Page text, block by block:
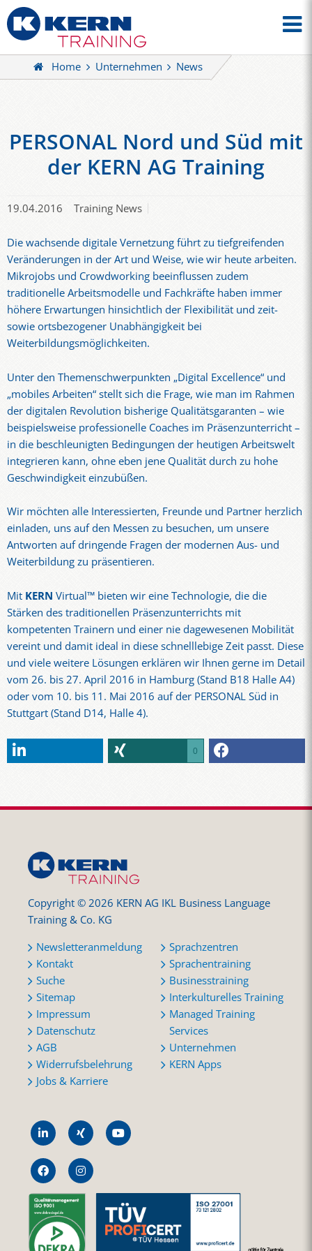
Home Unternehmen News
PERSONAL Nord und Süd mit
der KERN AG Training
19.04.2016 Training News
Die wachsende digitale Vernetzung führt zu tiefgreifenden
Veränderungen in der Art und Weise, wie wir heute arbeiten.
Mikrojobs und Crowdworking beeinflussen zudem
traditionelle Arbeitsmodelle und Fachkräfte haben immer
höhere Erwartungen hinsichtlich der Flexibilität und zeit-
sowie ortsbezogener Unabhängigkeit bei
Weiterbildungsmöglichkeiten.
Unter den Themenschwerpunkten „Digital Excellence“ und
„mobiles Arbeiten“ stellt sich die Frage, wie man im Rahmen
der digitalen Revolution bisherige Qualitätsgaranten – wie
beispielsweise professionelle Coaches im Präsenzunterricht –
in die beschleunigten Bedingungen der heutigen Arbeitswelt
integrieren kann, ohne eben jene Qualität durch zu hohe
Geschwindigkeit einzubüßen.
Wir möchten alle Interessierten, Freunde und Partner herzlich
einladen, uns auf den Messen zu besuchen, um unsere
Antworten auf dringende Fragen der modernen Aus- und
Weiterbildung zu präsentieren.
Mit KERN Virtual™ bieten wir eine Technologie, die die
Stärken des traditionellen Präsenzunterrichts mit
kompetenten Trainern und einer nie dagewesenen Mobilität
vereint und damit ideal in diese schnelllebige Zeit passt. Diese
und viele weitere Lösungen erklären wir Ihnen gerne im Detail
vom 26. bis 27. April 2016 in Hamburg (Stand B18 Halle A4)
oder vom 10. bis 11. Mai 2016 auf der PERSONAL Süd in
Stuttgart (Stand D14, Halle 4).
0
Copyright © 2026 KERN AG IKL Business Language
Training & Co. KG
Newsletteranmeldung
Kontakt
Suche
Sitemap
Impressum
Datenschutz
AGB
Widerrufsbelehrung
Jobs & Karriere
Sprachzentren
Sprachentraining
Businesstraining
Interkulturelles Training
Managed Training
Services
Unternehmen
KERN Apps